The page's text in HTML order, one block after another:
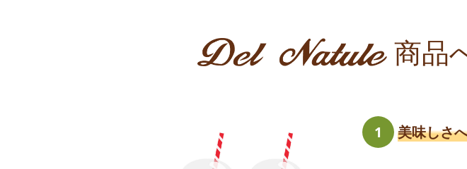
商品
1 美味しさ